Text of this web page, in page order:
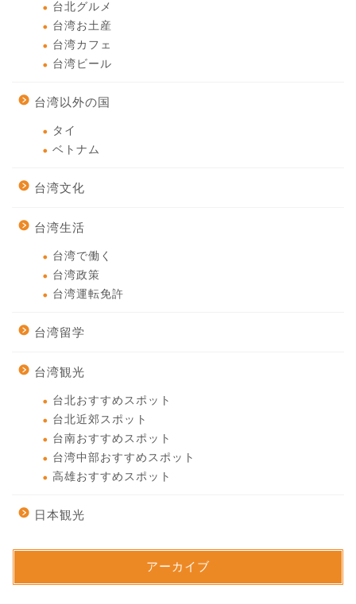
台北グルメ
台湾お土産
台湾カフェ
台湾ビール
台湾以外の国
タイ
ベトナム
台湾文化
台湾生活
台湾で働く
台湾政策
台湾運転免許
台湾留学
台湾観光
台北おすすめスポット
台北近郊スポット
台南おすすめスポット
台湾中部おすすめスポット
高雄おすすめスポット
日本観光
アーカイブ